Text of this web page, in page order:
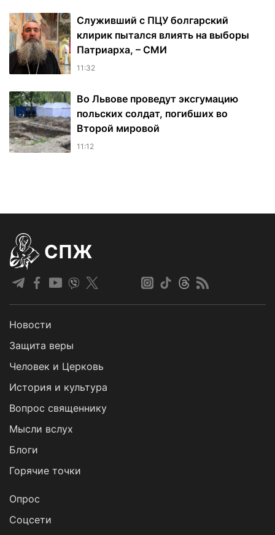
Служивший с ПЦУ болгарский
клирик пытался влиять на выборы
Патриарха, – СМИ
11:32
Во Львове проведут эксгумацию
польских солдат, погибших во
Второй мировой
11:12
СПЖ
Новости
Защита веры
Человек и Церковь
История и культура
Вопрос священнику
Мысли вслух
Блоги
Горячие точки
Опрос
Cоцсети